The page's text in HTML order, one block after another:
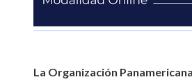
La Organización